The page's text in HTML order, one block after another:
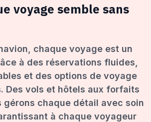
voyage semble sans
chaque voyage est un
à des réservations fluides,
et des options de voyage
Des vols et hôtels aux forfaits
gérons chaque détail avec soin
à chaque voyageur